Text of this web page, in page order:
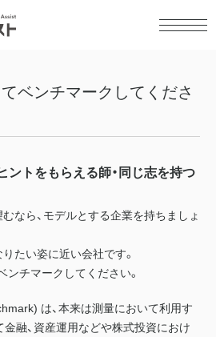
ベンチマークしてくださ
ントをもらえる師・同じ志を持つ
なら、モデルとする企業を持ちましょ
たい姿に近い会社です。
チマークしてください。
は、本来は測量において利用す
融、資産運用などや株式投資におけ